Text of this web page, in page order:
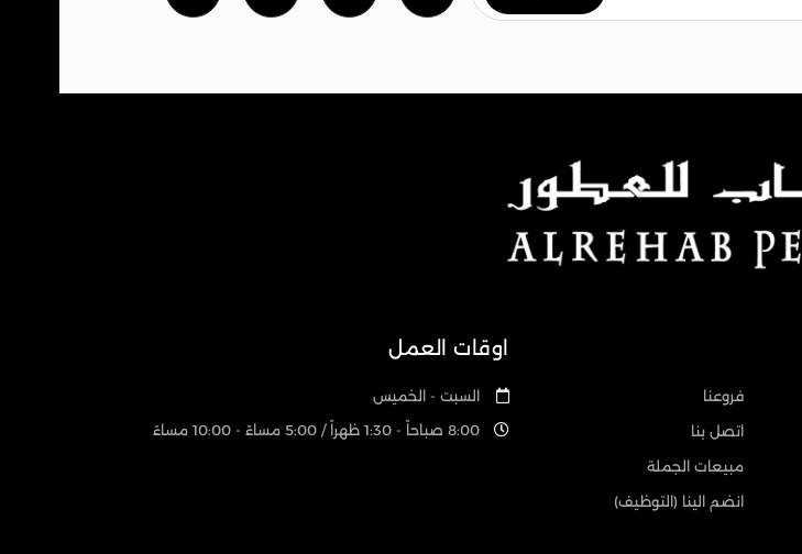
فروعنا
اتصل بنا
مبيعات الجملة
انضم الينا (التوظيف)
اوقات العمل
السبت - الخميس
8:00 صباحاً - 1:30 ظهراً / 5:00 مساءً - 10:00 مساءً